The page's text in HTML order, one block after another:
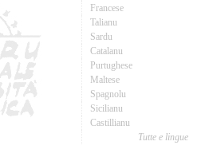
Francese
Talianu
Sardu
Catalanu
Purtughese
Maltese
Spagnolu
Sicilianu
Castillianu
Tutte e lingue